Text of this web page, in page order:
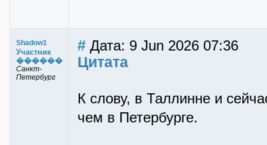
Shadow1
Участник
������
Санкт-
Петербург
# Дата: 9 Jun 2026 07:36
Цитата
К слову, в Таллинне и
чем в Петербурге.